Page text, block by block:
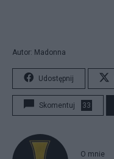
Autor: Madonna
Udostępnij
Skomentuj 33
O mnie